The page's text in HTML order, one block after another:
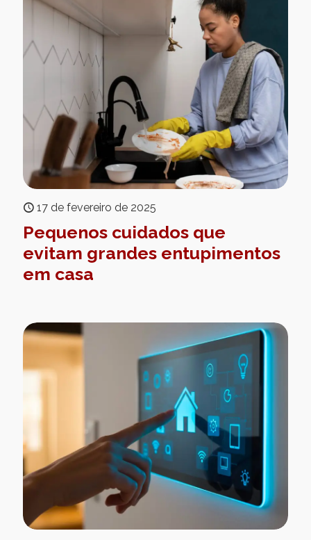
17 de fevereiro de 2025
Pequenos cuidados que
evitam grandes entupimentos
em casa